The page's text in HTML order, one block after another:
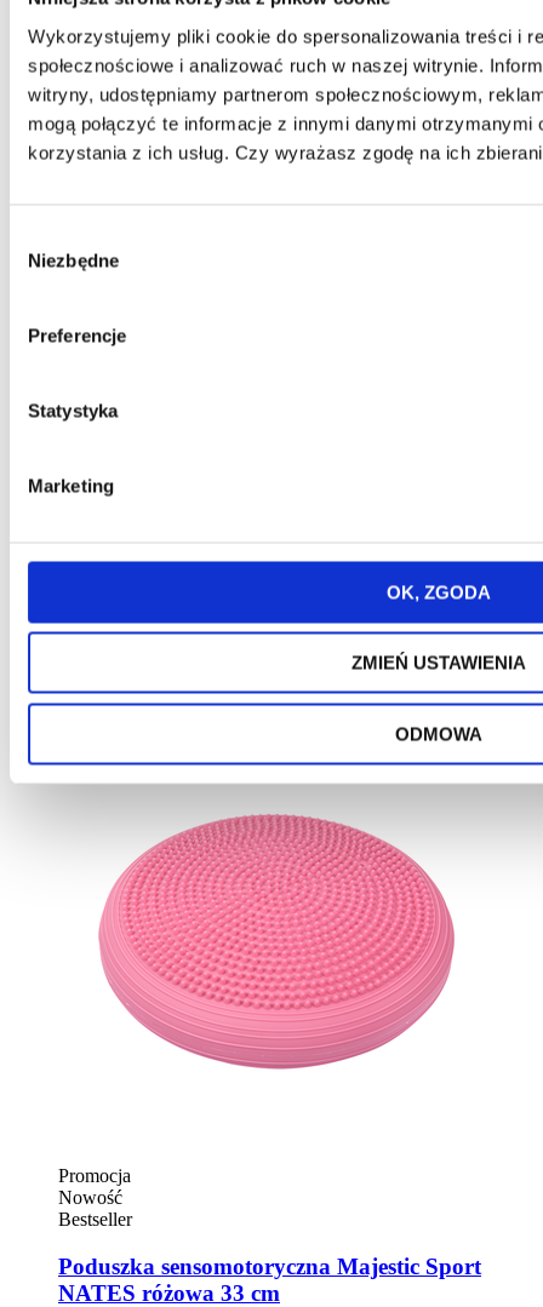
Wykorzystujemy pliki cookie do spersonalizowania treści i
społecznościowe i analizować ruch w naszej witrynie.
witryny, udostępniamy partnerom społecznościowym,
mogą połączyć te informacje z innymi danymi
korzystania z ich usług. Czy wyrażasz zgodę na ich
zgody
Niezbędne
Preferencje
Statystyka
Marketing
OK, ZGODA
ZMIEŃ USTAWIENIA
ODMOWA
Promocja
Nowość
Promocja
Nowość
Bestseller
Poduszka sensomotoryczna Majestic Sport
NATES różowa 33 cm